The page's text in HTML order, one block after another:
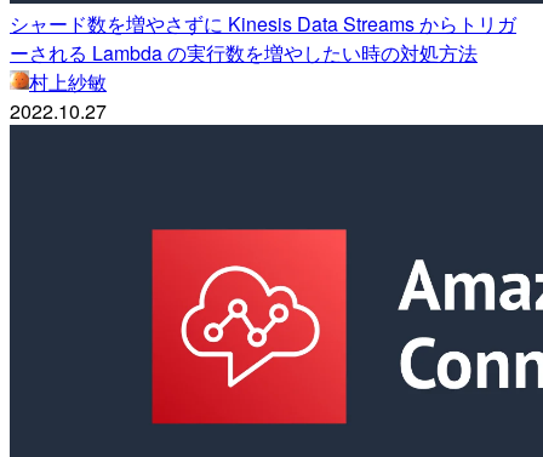
シャード数を増やさずに Kinesis Data Streams からトリガ
ーされる Lambda の実行数を増やしたい時の対処方法
村上紗敏
2022.10.27